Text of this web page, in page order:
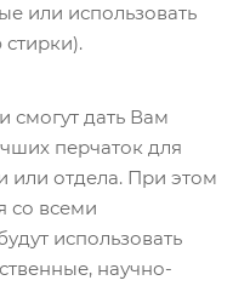
или использовать
дать Вам
перчаток для
или отдела. При этом
со всеми
использовать
научно-